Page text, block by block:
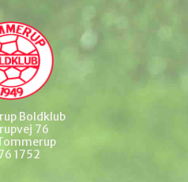
Boldklub
76
1752